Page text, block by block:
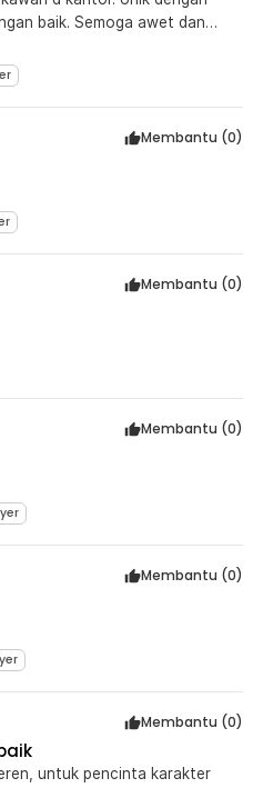
baik. Semoga awet dan
Membantu (0)
Membantu (0)
Membantu (0)
Membantu (0)
Membantu (0)
untuk pencinta karakter